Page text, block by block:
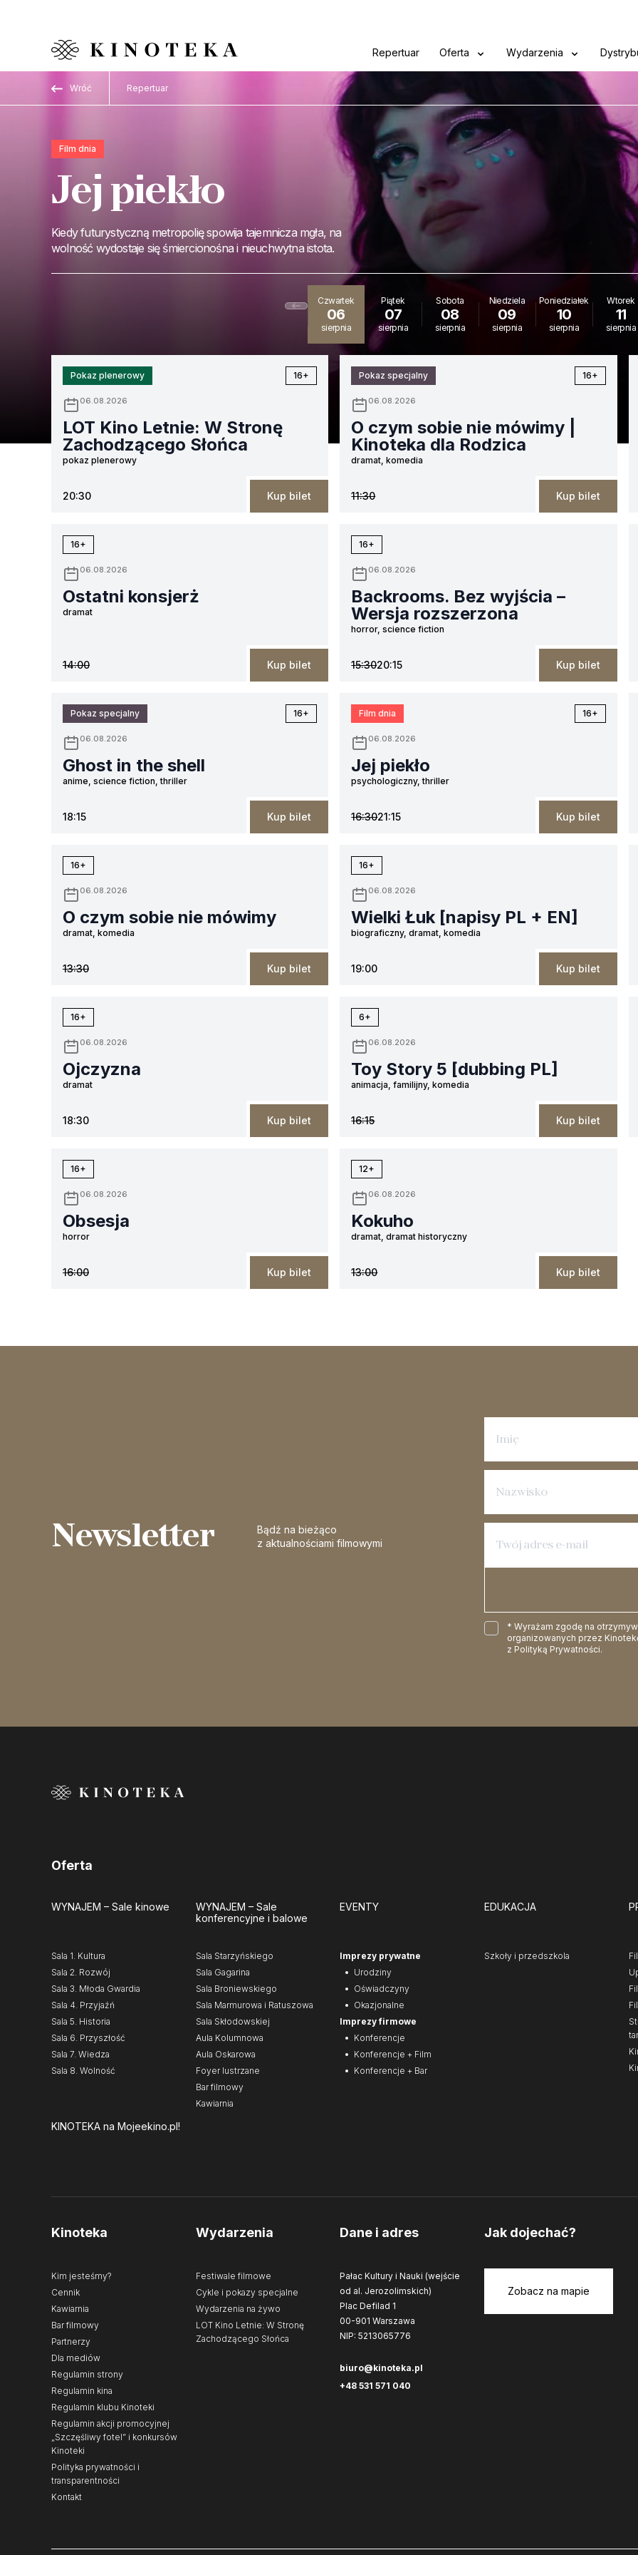
Repertuar Oferta Wydarzenia
Wróć Repertuar
Film dnia
Jej piekło
Kiedy futurystyczną metropolię spowija tajemnicza mgła, na
wolność wydostaje się śmiercionośna i nieuchwytna istota.
Czwartek
06
sierpnia
Piątek
07
sierpnia
Sobota
08
sierpnia
Niedziela
09
sierpnia
Poniedziałek
10
sierpnia
Wtorek
11
sierpnia
Pokaz plenerowy 16+
06.08.2026
LOT Kino Letnie: W Stronę
Zachodzącego Słońca
pokaz plenerowy
20:30 Kup bilet
Pokaz specjalny 16+
06.08.2026
O czym sobie nie mówimy |
Kinoteka dla Rodzica
dramat, komedia
11:30 Kup bilet
16+
06.08.2026
Ostatni konsjerż
dramat
14:00 Kup bilet
16+
06.08.2026
Backrooms. Bez wyjścia –
Wersja rozszerzona
horror, science fiction
15:3020:15 Kup bilet
Pokaz specjalny 16+
06.08.2026
Ghost in the shell
anime, science fiction, thriller
18:15 Kup bilet
Film dnia 16+
06.08.2026
Jej piekło
psychologiczny, thriller
16:3021:15 Kup bilet
16+
06.08.2026
O czym sobie nie mówimy
dramat, komedia
13:30 Kup bilet
16+
06.08.2026
Wielki Łuk [napisy PL + EN]
biograficzny, dramat, komedia
19:00 Kup bilet
16+
06.08.2026
Ojczyzna
dramat
18:30 Kup bilet
6+
06.08.2026
Toy Story 5 [dubbing PL]
animacja, familijny, komedia
16:15 Kup bilet
16+
06.08.2026
Obsesja
horror
16:00 Kup bilet
12+
06.08.2026
Kokuho
dramat, dramat historyczny
13:00 Kup bilet
Newsletter
Bądź na bieżąco
z aktualnościami filmowymi
* Wyrażam zgodę na
organizowanych przez
z Polityką Prywatności.
Oferta
WYNAJEM – Sale kinowe
Sala 1. Kultura
Sala 2. Rozwój
Sala 3. Młoda Gwardia
Sala 4. Przyjaźń
Sala 5. Historia
Sala 6. Przyszłość
Sala 7. Wiedza
Sala 8. Wolność
WYNAJEM – Sale
konferencyjne i balowe
Sala Starzyńskiego
Sala Gagarina
Sala Broniewskiego
Sala Marmurowa i Ratuszowa
Sala Skłodowskiej
Aula Kolumnowa
Aula Oskarowa
Foyer lustrzane
Bar filmowy
Kawiarnia
EVENTY
Imprezy prywatne
Urodziny
Oświadczyny
Okazjonalne
Imprezy firmowe
Konferencje
Konferencje + Film
Konferencje + Bar
EDUKACJA
Szkoły i przedszkola
KINOTEKA na Mojeekino.pl!
Kinoteka
Kim jesteśmy?
Cennik
Kawiarnia
Bar filmowy
Partnerzy
Dla mediów
Regulamin strony
Regulamin kina
Regulamin klubu Kinoteki
Regulamin akcji promocyjnej
„Szczęśliwy fotel” i konkursów
Kinoteki
Polityka prywatności i
transparentności
Kontakt
Wydarzenia
Festiwale filmowe
Cykle i pokazy specjalne
Wydarzenia na żywo
LOT Kino Letnie: W Stronę
Zachodzącego Słońca
Dane i adres
Pałac Kultury i Nauki (wejście
od al. Jerozolimskich)
Plac Defilad 1
00-901 Warszawa
NIP: 5213065776
biuro@kinoteka.pl
+48 531 571 040
Jak dojechać?
Zobacz na mapie